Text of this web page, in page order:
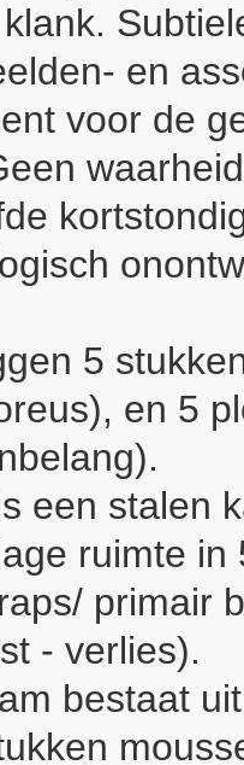
en
voor de
5
en 5
een stalen
ruimte in
primair
- verlies).
bestaat